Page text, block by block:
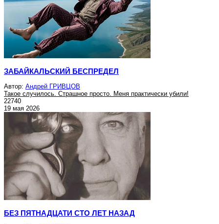
ЗАБАЙКАЛЬСКИЙ БЕСПРЕДЕЛ
Автор: Андрей ГРИВЦОВ
Такое случилось. Страшное просто. Меня практически убили!
22740
19 мая 2026
БЕЗ ПЯТНАДЦАТИ СТО ЛЕТ НАЗАД